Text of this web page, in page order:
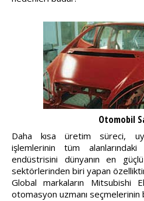
Otomobil
Daha kısa üretim süreci,
işlemlerinin tüm
endüstrisini dünyanın en
sektörlerinden biri yapan
Global markaların Mitsubishi
otomasyon uzmanı